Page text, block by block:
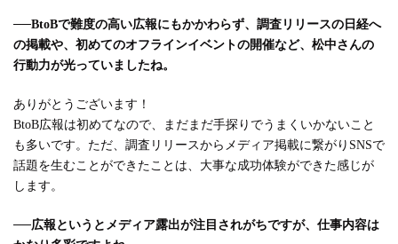
──BtoBで難度の高い広報にもかかわらず、調査リリースの日経へ
の掲載や、初めてのオフラインイベントの開催など、松中さんの
行動力が光っていましたね。
ありがとうございます！
BtoB広報は初めてなので、まだまだ手探りでうまくいかないこと
も多いです。ただ、調査リリースからメディア掲載に繋がりSNSで
話題を生むことができたことは、大事な成功体験ができた感じが
します。
──広報というとメディア露出が注目されがちですが、仕事内容は